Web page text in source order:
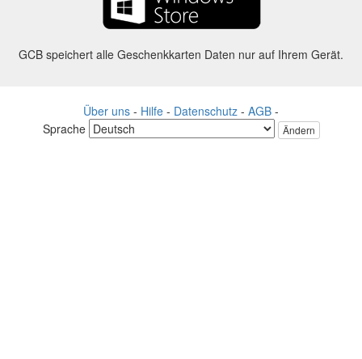
GCB speichert alle Geschenkkarten Daten nur auf Ihrem Gerät.
Über uns - Hilfe - Datenschutz - AGB -
Sprache
Ändern